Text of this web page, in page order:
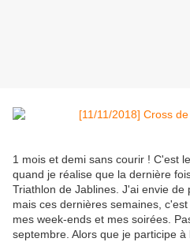
1 mois et demi sans courir ! C'est
quand je réalise que la dernière
Triathlon de Jablines. J'ai envie
mais ces dernières semaines,
mes week-ends et mes soirées.
septembre. Alors que je participe